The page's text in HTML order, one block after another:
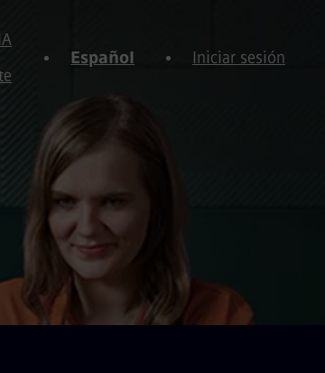
Español Iniciar sesión